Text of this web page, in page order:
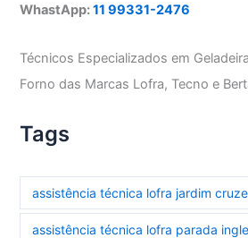
WhastApp:11 99331-2476
Técnicos Especializados em
Forno das Marcas Lofra, Tecno e
Tags
assistência técnica lofra jardim
assistência técnica lofra parada